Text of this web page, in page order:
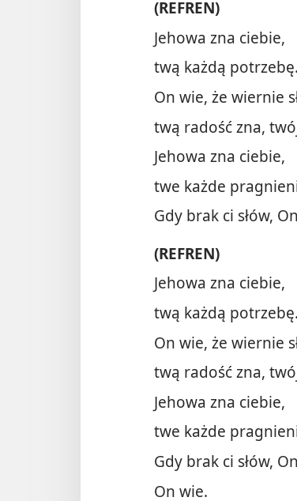
(REFREN)
Jehowa zna ciebie,
twą każdą potrzebę.
On wie, że wiernie
twą radość zna,
Jehowa zna ciebie,
twe każde
Gdy brak ci słów,
(REFREN)
Jehowa zna ciebie,
twą każdą potrzebę.
On wie, że wiernie
twą radość zna,
Jehowa zna ciebie,
twe każde
Gdy brak ci słów,
On wie.